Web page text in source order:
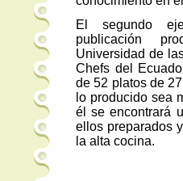
El segundo
publicación
Universidad de
Chefs del
de 52 platos de
lo producido sea
él se encontrará
ellos preparados
la alta cocina.